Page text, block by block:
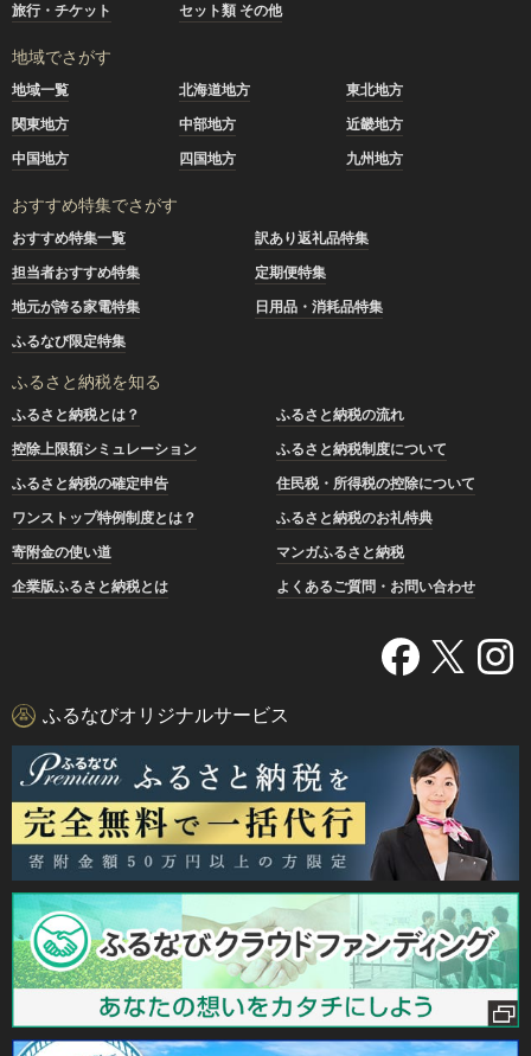
旅行・チケット
セット類 その他
地域でさがす
地域一覧 北海道地方
東北地方
関東地方
中部地方
近畿地方
中国地方
四国地方 九州地方
おすすめ特集でさがす
おすすめ特集一覧
訳あり返礼品特集
担当者おすすめ特集
定期便特集
地元が誇る家電特集
日用品・消耗品特集
ふるなび限定特集
ふるさと納税を知る
ふるさと納税とは？
ふるさと納税の流れ
控除上限額シミュレーション
ふるさと納税制度について
ふるさと納税の確定申告
住民税・所得税の控除について
ワンストップ特例制度とは？
ふるさと納税のお礼特典
寄附金の使い道
マンガふるさと納税
企業版ふるさと納税とは
よくあるご質問・お問い合わせ
ふるなびオリジナルサービス